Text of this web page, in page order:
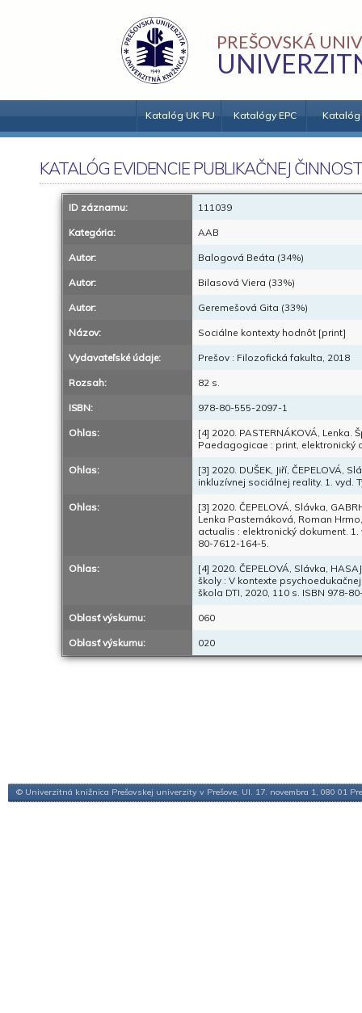
PREŠOVSKÁ
Katalóg UK PU Katalógy EPC Katalóg
KATALÓG EVIDENCIE PUBLIKAČNEJ
ID záznamu: 111039
Kategória: AAB
Autor: Balogová Beáta (34%)
Autor: Bilasová Viera (33%)
Autor: Geremešová Gita (33%)
Názov: Sociálne kontexty hodnôt [print]
Vydavateľské údaje: Prešov : Filozofická fakulta, 2018
Rozsah: 82 s.
ISBN: 978-80-555-2097-1
Ohlas:
[4] 2020. PASTERNÁKOVÁ,
Paedagogicae : print, elektronický
Ohlas:
[3] 2020. DUŠEK, Jiří, ČEPELOVÁ,
inkluzívnej sociálnej reality. 1. vyd.
Ohlas:
[3] 2020. ČEPELOVÁ, Slávka,
Lenka Pasternáková, Roman
actualis : elektronický dokument.
80-7612-164-5.
Ohlas:
[4] 2020. ČEPELOVÁ, Slávka,
školy : V kontexte
škola DTI, 2020, 110 s. ISBN 978-
Oblasť výskumu: 060
Oblasť výskumu: 020
© Univerzitná knižnica Prešovskej univerzity v Prešove, Ul. 17. novembra 1, 080 01